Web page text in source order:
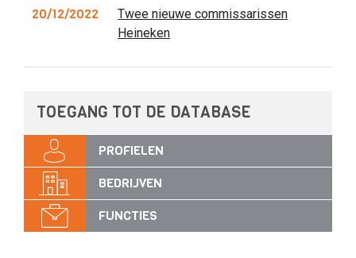
20/12/2022
Twee nieuwe commissarissen
Heineken
TOEGANG TOT DE DATABASE
PROFIELEN
BEDRIJVEN
FUNCTIES